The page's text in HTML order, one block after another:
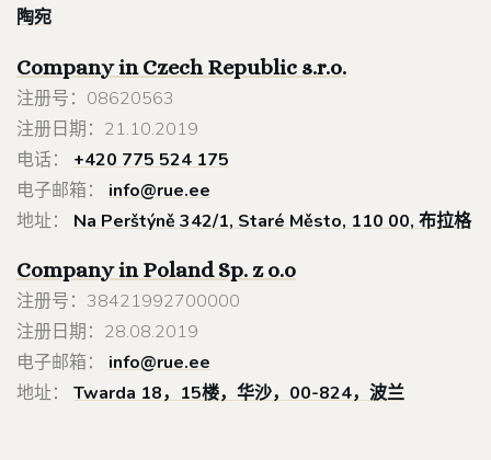
陶宛
Company in Czech Republic s.r.o.
注册号：08620563
注册日期：21.10.2019
电话： +420 775 524 175
电子邮箱： info@rue.ee
地址： Na Perštýně 342/1, Staré Město, 110 00, 布拉格
Company in PolandSp. z o.o
注册号：38421992700000
注册日期：28.08.2019
电子邮箱： info@rue.ee
地址： Twarda 18，15楼，华沙，00-824，波兰